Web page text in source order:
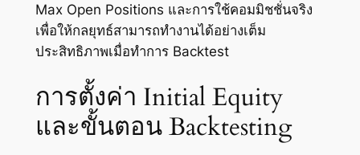
Max Open Positions และการใช้คอมมิชชั่นจริง
เพื่อให้กลยุทธ์สามารถทำงานได้อย่างเต็ม
ประสิทธิภาพเมื่อทำการ Backtest
การตั้งค่า Initial Equity
และขั้นตอน Backtesting